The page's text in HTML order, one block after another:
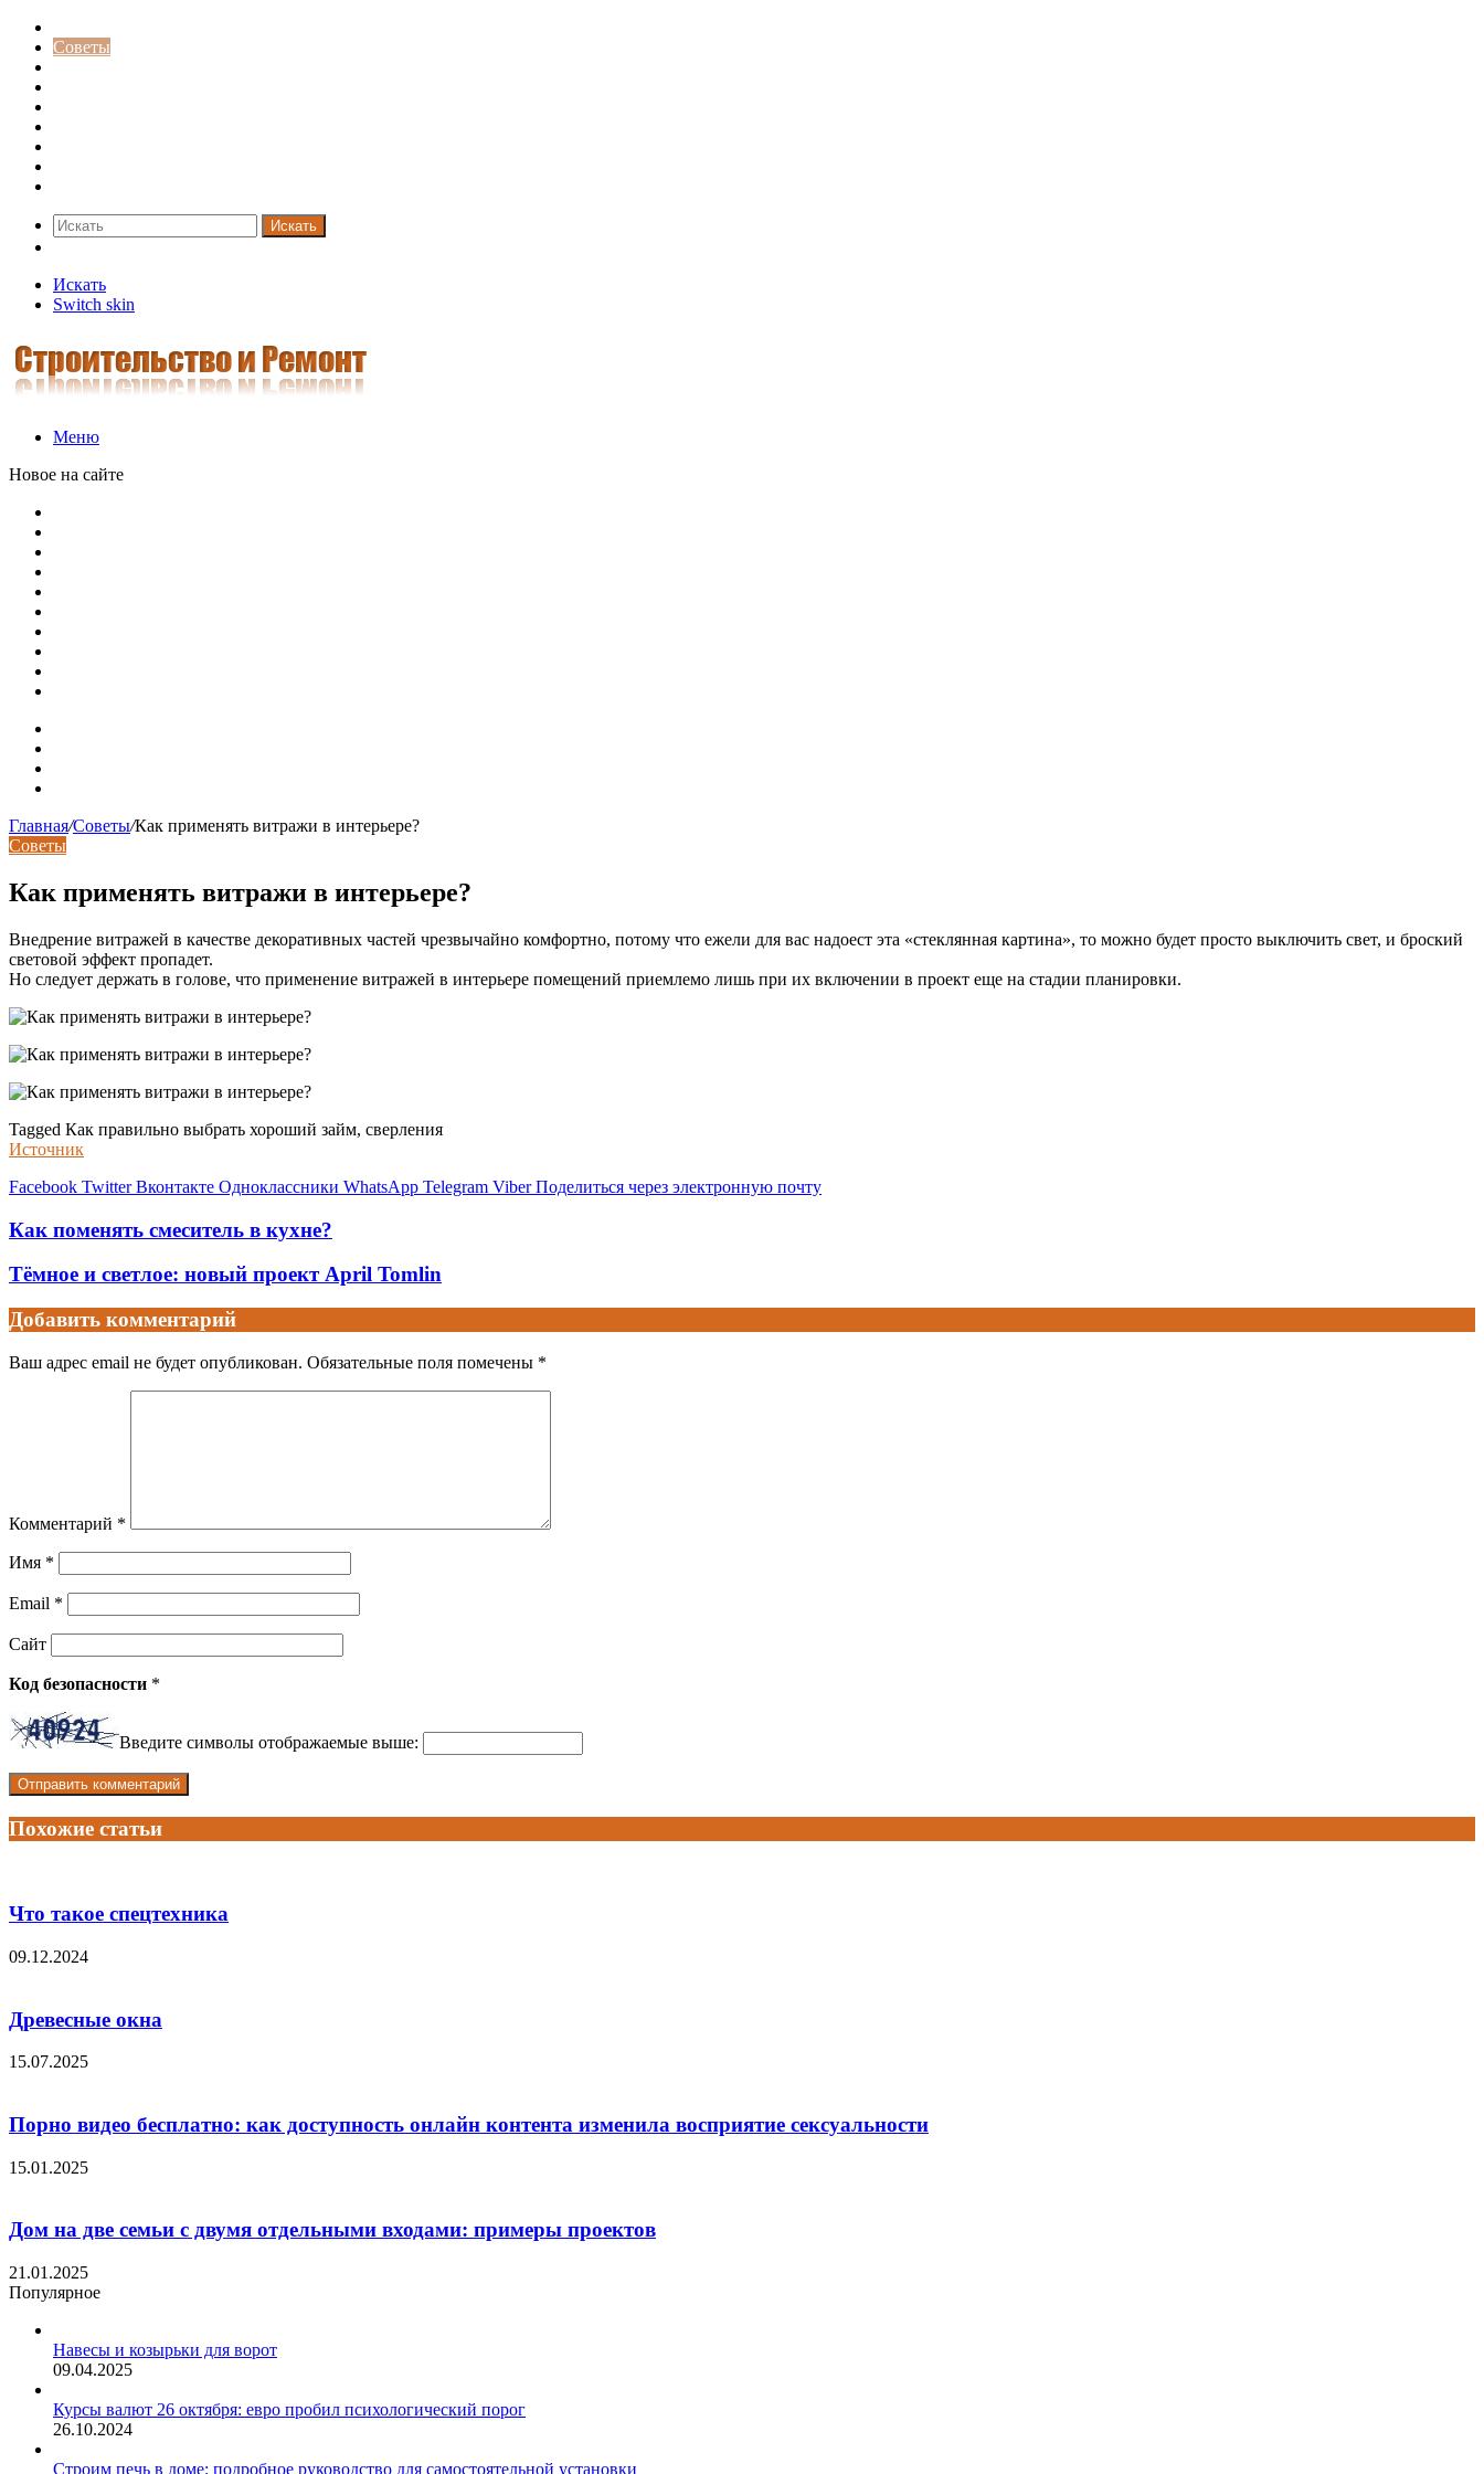
Советы
Искать
Искать
Switch skin
Меню
Новое на сайте
Главная/Советы/Как применять витражи в интерьере?
Советы
Как применять витражи в интерьере?
Внедрение витражей в качестве декоративных частей чрезвычайно комфортно, потому что ежели для вас надоест эта «стеклянная картина», то можно будет просто выключить свет, и броский
световой эффект пропадет.
Но следует держать в голове, что применение витражей в интерьере помещений приемлемо лишь при их включении в проект еще на стадии планировки.
Tagged Как правильно выбрать хороший займ, сверления
Источник
Facebook Twitter Вконтакте Одноклассники WhatsApp Telegram Viber Поделиться через электронную почту
Как поменять смеситель в кухне?
Тёмное и светлое: новый проект April Tomlin
Добавить комментарий
Ваш адрес email не будет опубликован. Обязательные поля помечены *
Комментарий *
Имя *
Email *
Сайт
Код безопасности *
Введите символы отображаемые выше:
Похожие статьи
Что такое спецтехника
09.12.2024
Древесные окна
15.07.2025
Порно видео бесплатно: как доступность онлайн контента изменила восприятие сексуальности
15.01.2025
Дом на две семьи с двумя отдельными входами: примеры проектов
21.01.2025
Популярное
Навесы и козырьки для ворот
09.04.2025
Курсы валют 26 октября: евро пробил психологический порог
26.10.2024
Строим печь в доме: подробное руководство для самостоятельной установки